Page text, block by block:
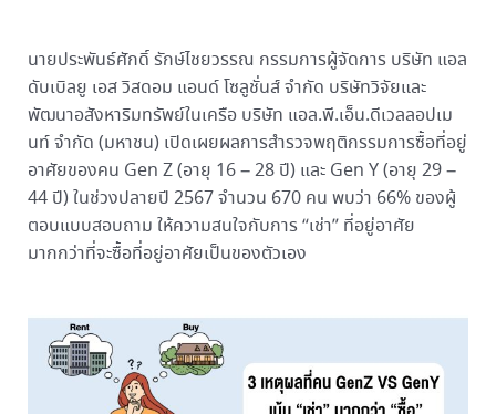
นายประพันธ์ศักดิ์ รักษ์ไชยวรรณ กรรมการผู้จัดการ บริษัท แอล
ดับเบิลยู เอส วิสดอม แอนด์ โซลูชั่นส์ จำกัด บริษัทวิจัยและ
พัฒนาอสังหาริมทรัพย์ในเครือ บริษัท แอล.พี.เอ็น.ดีเวลลอปเม
นท์ จำกัด (มหาชน) เปิดเผยผลการสำรวจพฤติกรรมการซื้อที่อยู่
อาศัยของคน Gen Z (อายุ 16 – 28 ปี) และ Gen Y (อายุ 29 –
44 ปี) ในช่วงปลายปี 2567 จำนวน 670 คน พบว่า 66% ของผู้
ตอบแบบสอบถาม ให้ความสนใจกับการ “เช่า” ที่อยู่อาศัย
มากกว่าที่จะซื้อที่อยู่อาศัยเป็นของตัวเอง